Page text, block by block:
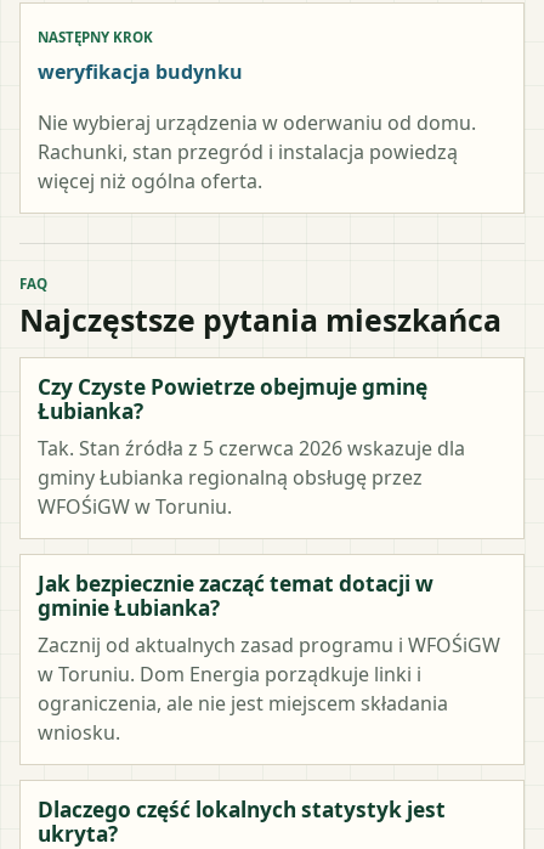
NASTĘPNY KROK
weryfikacja budynku
Nie wybieraj urządzenia w oderwaniu od domu.
Rachunki, stan przegród i instalacja powiedzą
więcej niż ogólna oferta.
FAQ
Najczęstsze pytania mieszkańca
Czy Czyste Powietrze obejmuje gminę
Łubianka?
Tak. Stan źródła z 5 czerwca 2026 wskazuje dla
gminy Łubianka regionalną obsługę przez
WFOŚiGW w Toruniu.
Jak bezpiecznie zacząć temat dotacji w
gminie Łubianka?
Zacznij od aktualnych zasad programu i WFOŚiGW
w Toruniu. Dom Energia porządkuje linki i
ograniczenia, ale nie jest miejscem składania
wniosku.
Dlaczego część lokalnych statystyk jest
ukryta?